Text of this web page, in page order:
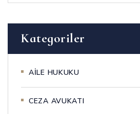
Kategoriler
AİLE HUKUKU
CEZA AVUKATI